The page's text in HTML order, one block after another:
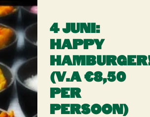
4 JUNI:
HAPPY
(V.A €8,50
PER
PERSOON)